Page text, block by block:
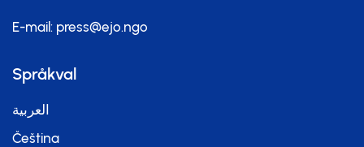
E-mail: press@ejo.ngo
Språkval
العربية
Čeština